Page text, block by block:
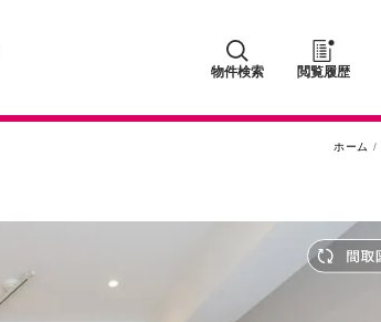
物件検索 閲覧履歴
ホーム